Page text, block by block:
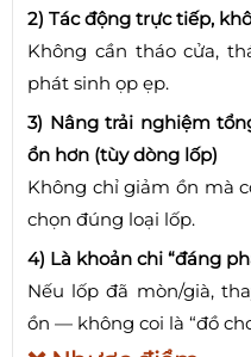
2) Tác động trực tiếp,
Không cần tháo cửa,
phát sinh ọp ẹp.
3) Nâng trải nghiệm
ổn hơn (tùy dòng lốp)
Không chỉ giảm ồn mà
chọn đúng loại lốp.
4) Là khoản chi “đáng
Nếu lốp đã mòn/già,
ồn — không coi là “đồ